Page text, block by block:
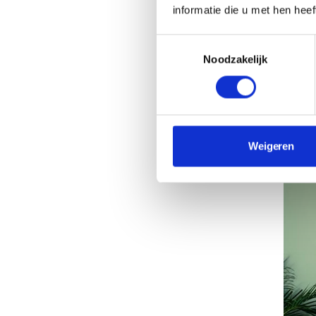
informatie die u met hen
Noodzakelijk
Weigeren
Die